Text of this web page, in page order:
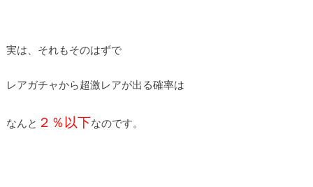
実は、それもそのはずで
レアガチャから超激レアが出る確率は
なんと ２％以下なのです。